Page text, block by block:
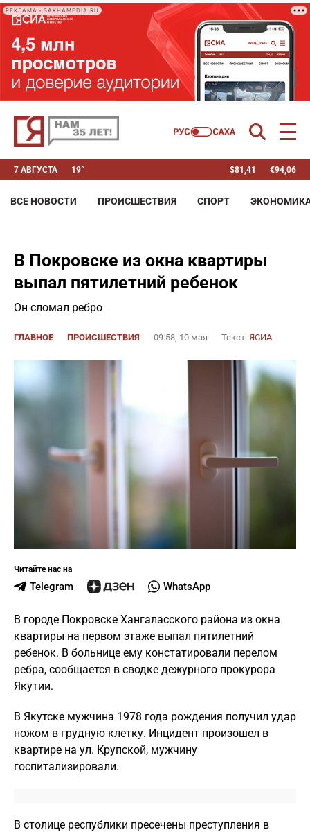
РЕКЛАМА • SAKHAMEDIA.RU
7 АВГУСТА 19° $81,41 €94,06
ВСЕ НОВОСТИ ПРОИСШЕСТВИЯ СПОРТ
В Покровске из окна квартиры
выпал пятилетний ребенок
Он сломал ребро
ГЛАВНОЕ ПРОИСШЕСТВИЯ 09:58, 10 мая Текст: ЯСИА
Читайте нас на
Telegram WhatsApp
В городе Покровске Хангаласского района из окна
квартиры на первом этаже выпал пятилетний
ребенок. В больнице ему констатировали перелом
ребра, сообщается в сводке дежурного прокурора
Якутии.
В Якутске мужчина 1978 года рождения получил удар
ножом в грудную клетку. Инцидент произошел в
квартире на ул. Крупской, мужчину
госпитализировали.
В столице республики пресечены преступления в